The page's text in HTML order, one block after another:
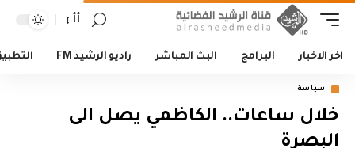
أأ
اخر الاخبار البرامج البث المباشر راديو الرشيد FM
سياسة
خلال ساعات.. الكاظمي يصل الى
البصرة